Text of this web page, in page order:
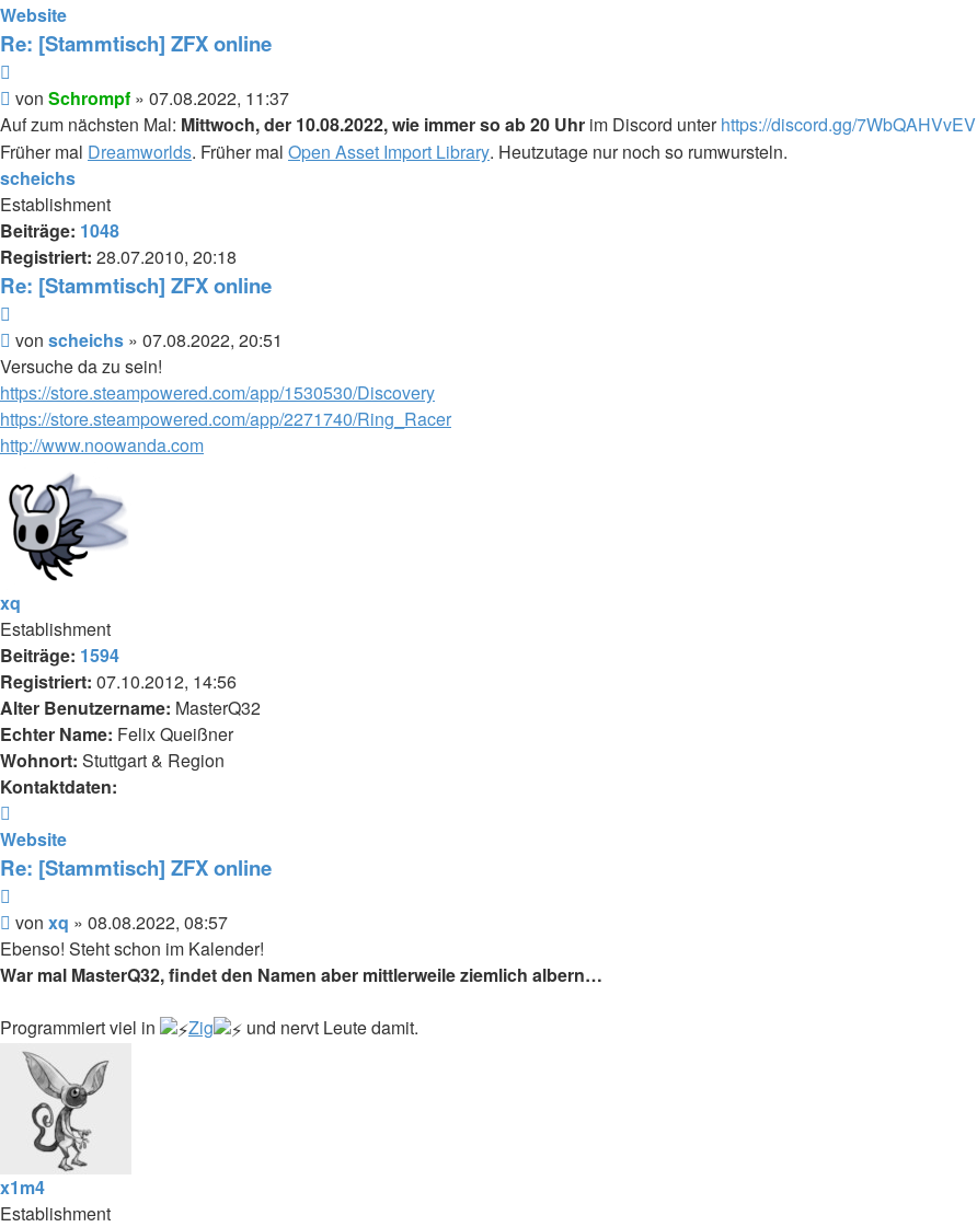
von
Schrompf
Website
Re: [Stammtisch] ZFX online
Beitrag
von Schrompf » 07.08.2022, 11:37
Auf zum nächsten Mal: Mittwoch, der 10.08.2022, wie immer so ab 20 Uhr im Discord unterhttps://discord.gg/7WbQAHVvEV
Früher mal Dreamworlds. Früher mal Open Asset Import Library. Heutzutage nur noch so rumwursteln.
scheichs
Establishment
Beiträge: 1048
Registriert: 28.07.2010, 20:18
Re: [Stammtisch] ZFX online
Beitrag
von scheichs » 07.08.2022, 20:51
Versuche da zu sein!
https://store.steampowered.com/app/1530530/Discovery
https://store.steampowered.com/app/2271740/Ring_Racer
http://www.noowanda.com
xq
Establishment
Beiträge: 1594
Registriert: 07.10.2012, 14:56
Alter Benutzername: MasterQ32
Echter Name: Felix Queißner
Wohnort: Stuttgart & Region
Kontaktdaten:
von
xq
Website
Re: [Stammtisch] ZFX online
Beitrag
von xq » 08.08.2022, 08:57
Ebenso! Steht schon im Kalender!
War mal MasterQ32, findet den Namen aber mittlerweile ziemlich albern…
Programmiert viel in Zig und nervt Leute damit.
x1m4
Establishment